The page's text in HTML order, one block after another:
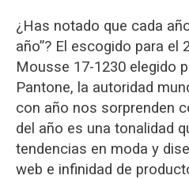
¿Has notado que cada
año”? El escogido para el
Mousse 17-1230 elegido
Pantone, la autoridad
con año nos sorprenden
del año es una tonalidad
tendencias en moda y
web e infinidad de